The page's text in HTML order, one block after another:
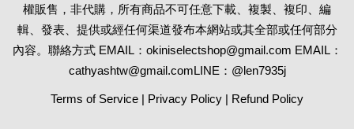
權販售，非代購，所有商品不可任意下載、複製、複印、編
輯、發表、提供或經任何渠道發布本網站或其全部或任何部分
內容。聯絡方式 EMAIL：okiniselectshop@gmail.com EMAIL：
cathyashtw@gmail.comLINE：@len7935j
Terms of Service | Privacy Policy | Refund Policy